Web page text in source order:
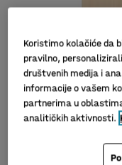
Izbor nekoliko
Koristimo kolačiće da
pravilno,
društvenih medija i
informacije o vašem
partnerima u
analitičkih aktivnosti.